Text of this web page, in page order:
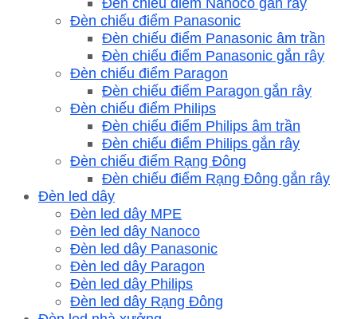
Đèn chiếu điểm Panasonic
Đèn chiếu điểm Panasonic âm trần
Đèn chiếu điểm Panasonic gắn rây
Đèn chiếu điểm Paragon
Đèn chiếu điểm Paragon gắn rây
Đèn chiếu điểm Philips
Đèn chiếu điểm Philips âm trần
Đèn chiếu điểm Philips gắn rây
Đèn chiếu điểm Rạng Đông
Đèn chiếu điểm Rạng Đông gắn rây
Đèn led dây
Đèn led dây MPE
Đèn led dây Nanoco
Đèn led dây Panasonic
Đèn led dây Paragon
Đèn led dây Philips
Đèn led dây Rạng Đông